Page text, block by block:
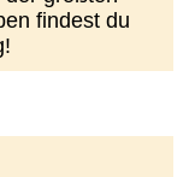
findest du